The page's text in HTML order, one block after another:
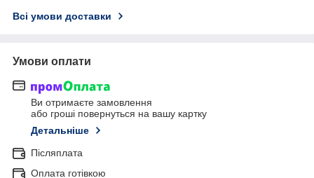
Всі умови доставки
Умови оплати
Ви отримаєте замовлення
або гроші повернуться на вашу картку
Детальніше
Післяплата
Оплата готівкою